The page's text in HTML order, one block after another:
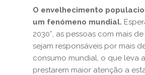
O envelhecimento
um fenómeno mundial.
2030*, as pessoas com mais
sejam responsáveis por mais
consumo mundial, o que leva
prestarem maior atenção a